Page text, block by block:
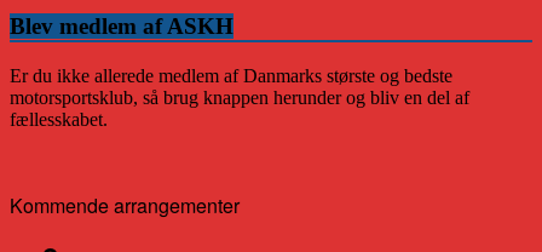
Blev medlem af ASKH
Er du ikke allerede medlem af Danmarks største og bedste
motorsportsklub, så brug knappen herunder og bliv en del af
fællesskabet.
Kommende arrangementer